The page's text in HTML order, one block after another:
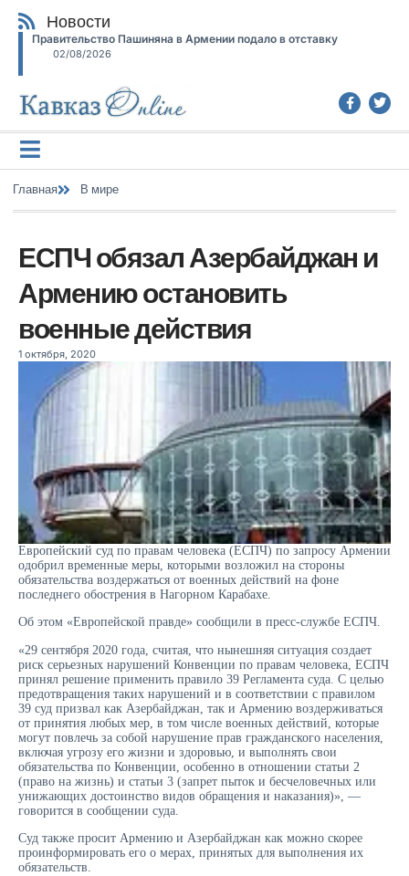
Новости
Правительство Пашиняна в Армении подало в отставку
02/08/2026
Главная В мире
ЕСПЧ обязал Азербайджан и
Армению остановить
военные действия
1 октября, 2020
Европейский суд по правам человека (ЕСПЧ) по запросу Армении
одобрил временные меры, которыми возложил на стороны
обязательства воздержаться от военных действий на фоне
последнего обострения в Нагорном Карабахе.
Об этом «Европейской правде» сообщили в пресс-службе ЕСПЧ.
«29 сентября 2020 года, считая, что нынешняя ситуация создает
риск серьезных нарушений Конвенции по правам человека, ЕСПЧ
принял решение применить правило 39 Регламента суда. С целью
предотвращения таких нарушений и в соответствии с правилом
39 суд призвал как Азербайджан, так и Армению воздерживаться
от принятия любых мер, в том числе военных действий, которые
могут повлечь за собой нарушение прав гражданского населения,
включая угрозу его жизни и здоровью, и выполнять свои
обязательства по Конвенции, особенно в отношении статьи 2
(право на жизнь) и статьи 3 (запрет пыток и бесчеловечных или
унижающих достоинство видов обращения и наказания)», —
говорится в сообщении суда.
Суд также просит Армению и Азербайджан как можно скорее
проинформировать его о мерах, принятых для выполнения их
обязательств.